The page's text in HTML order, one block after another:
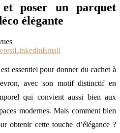
poser un parquet
élégante
LinkedinEmail
essentiel pour donner du cachet à
avec son motif distinctif en
qui convient aussi bien aux
modernes. Mais comment bien
obtenir cette touche d’élégance ?